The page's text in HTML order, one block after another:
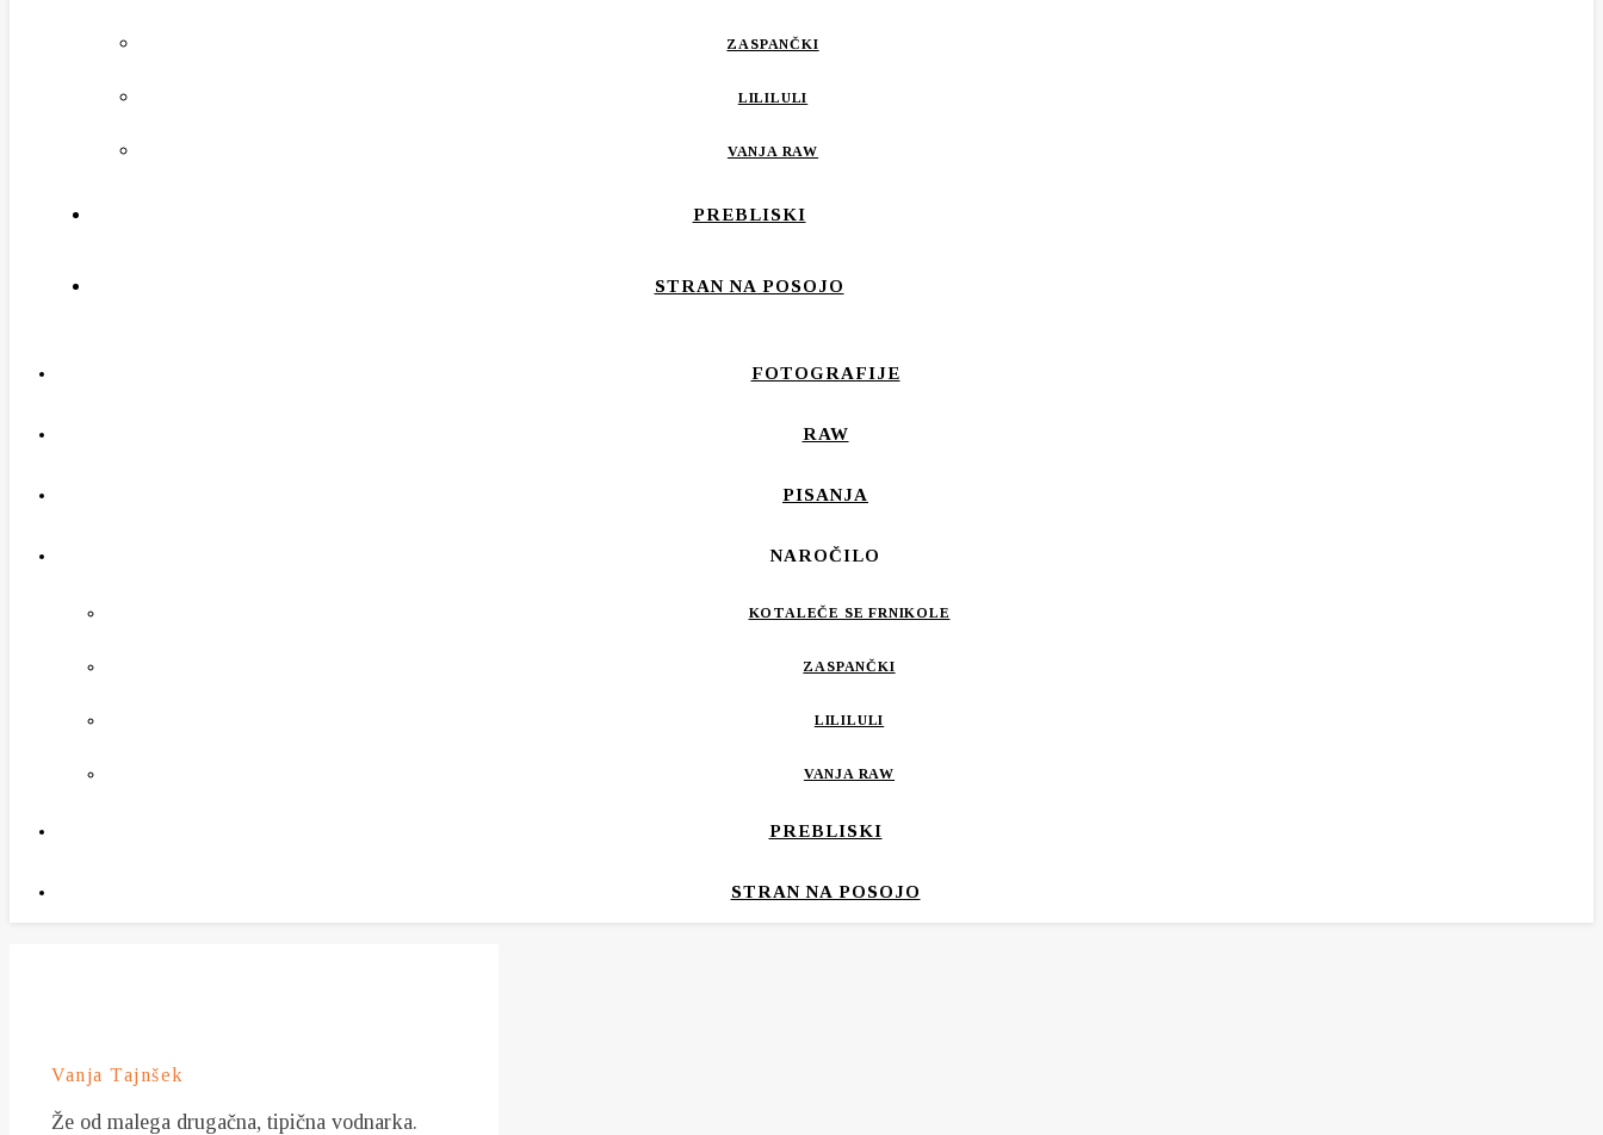
ZASPANČKI
LILILULI
VANJA RAW
PREBLISKI
STRAN NA POSOJO
FOTOGRAFIJE
RAW
PISANJA
NAROČILO
KOTALEČE SE FRNIKOLE
ZASPANČKI
LILILULI
VANJA RAW
PREBLISKI
STRAN NA POSOJO
Vanja Tajnšek
Že od malega drugačna, tipična vodnarka.